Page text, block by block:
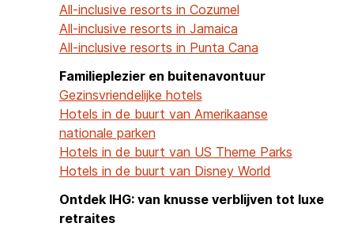
All-inclusive resorts in Cozumel
All-inclusive resorts in Jamaica
All-inclusive resorts in Punta Cana
Familieplezier en buitenavontuur
Gezinsvriendelijke hotels
Hotels in de buurt van Amerikaanse
nationale parken
Hotels in de buurt van US Theme Parks
Hotels in de buurt van Disney World
Ontdek IHG: van knusse verblijven tot luxe
retraites